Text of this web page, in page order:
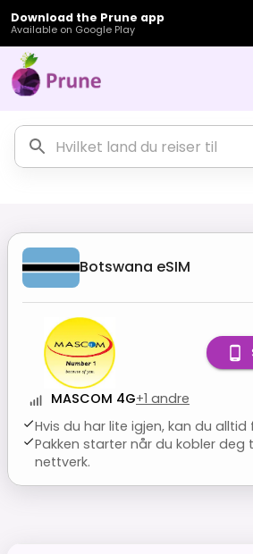
Download the Prune app
Available on Google Play
Botswana eSIM
MASCOM 4G+1 andre
Hvis du har lite igjen, kan du alltid
Pakken starter når du kobler
nettverk.